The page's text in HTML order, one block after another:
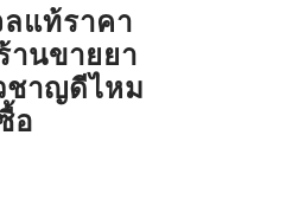
แท้ราคา
านขายยา
ชาญดีไหม
อ